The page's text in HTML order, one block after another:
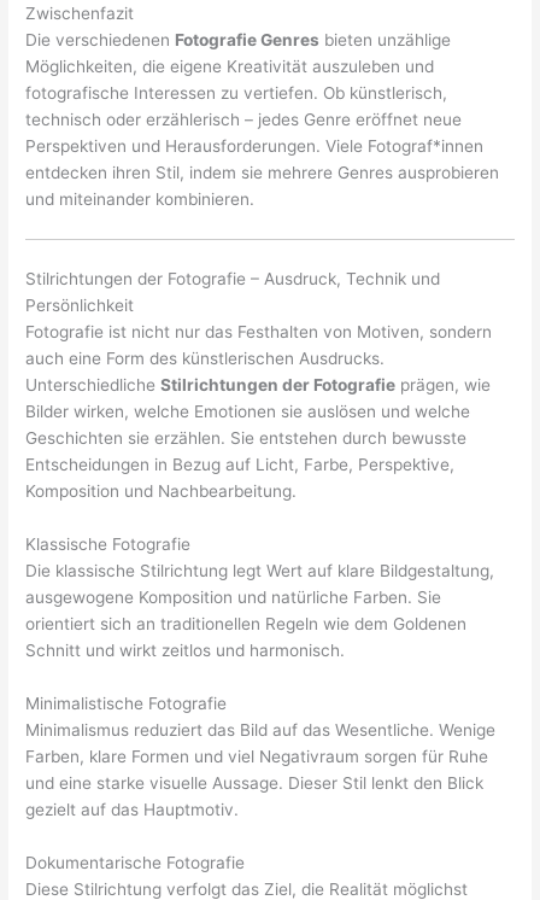
Zwischenfazit
Die verschiedenen Fotografie Genres bieten unzählige
Möglichkeiten, die eigene Kreativität auszuleben und
fotografische Interessen zu vertiefen. Ob künstlerisch,
technisch oder erzählerisch – jedes Genre eröffnet neue
Perspektiven und Herausforderungen. Viele Fotograf*innen
entdecken ihren Stil, indem sie mehrere Genres ausprobieren
und miteinander kombinieren.
Stilrichtungen der Fotografie – Ausdruck, Technik und
Persönlichkeit
Fotografie ist nicht nur das Festhalten von Motiven, sondern
auch eine Form des künstlerischen Ausdrucks.
UnterschiedlicheStilrichtungen der Fotografie prägen, wie
Bilder wirken, welche Emotionen sie auslösen und welche
Geschichten sie erzählen. Sie entstehen durch bewusste
Entscheidungen in Bezug auf Licht, Farbe, Perspektive,
Komposition und Nachbearbeitung.
Klassische Fotografie
Die klassische Stilrichtung legt Wert auf klare Bildgestaltung,
ausgewogene Komposition und natürliche Farben. Sie
orientiert sich an traditionellen Regeln wie dem Goldenen
Schnitt und wirkt zeitlos und harmonisch.
Minimalistische Fotografie
Minimalismus reduziert das Bild auf das Wesentliche. Wenige
Farben, klare Formen und viel Negativraum sorgen für Ruhe
und eine starke visuelle Aussage. Dieser Stil lenkt den Blick
gezielt auf das Hauptmotiv.
Dokumentarische Fotografie
Diese Stilrichtung verfolgt das Ziel, die Realität möglichst